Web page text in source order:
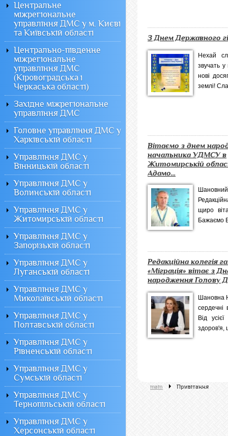
З Днем Державного
Нехай
звучать
нові
землі!
Вітаємо з днем
начальника УДМСУ в
Житомирській
Адамо...
щиро
Бажаємо
Редакційна колегія
«Міграція» вітає з
народження Голову
Шановна
Від
здоров'я,
main Привітання
Центральне
міжрегіональне
управління ДМС у м. Києві
та Київській області
Центрально-південне
міжрегіональне
управління ДМС
(Кіровоградська і
Черкаська області)
Західне міжрегіональне
управління ДМС
Головне управління ДМС у
Харківській області
Управління ДМС у
Вінницькій області
Управління ДМС у
Волинській області
Управління ДМС у
Житомирській області
Управління ДМС у
Запорізькій області
Управління ДМС у
Луганській області
Управління ДМС у
Миколаївській області
Управління ДМС у
Полтавській області
Управління ДМС у
Рівненській області
Управління ДМС у
Сумській області
Управління ДМС у
Тернопільській області
Управління ДМС у
Херсонській області